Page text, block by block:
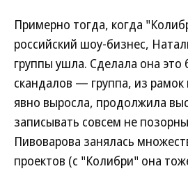
Примерно тогда, когда
российский шоу-бизнес,
группы ушла. Сделала она это
скандалов — группа, из рамок
явно выросла, продолжила
записывать совсем не
Пивоварова занялась
проектов (с "Колибри" она